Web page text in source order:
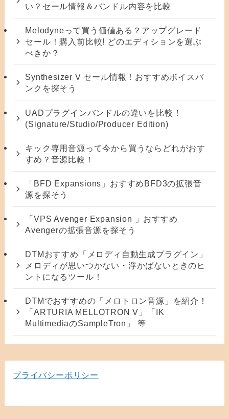
い？セール情報＆バンドル内容を比較
Melodyneって買う価値ある？アップグレード
セール！購入前比較! どのエディションを選ぶ
べきか？
Synthesizer V セール情報！おすすめボイスバ
ンクを探そう
UADプラグインバンドルの違いを比較！
(Signature/Studio/Producer Edition)
キック専用音源って今から買うならどれがおす
すめ？音源比較！
「BFD Expansions」おすすめBFD3の拡張音
源を探そう
「VPS Avenger Expansion 」おすすめ
Avengerの拡張音源を探そう
DTMおすすめ「メロディ自動生成プラグイン」
メロディが思いつかない・浮かばないときのヒ
ントになるツール！
DTMでおすすめの「メロトロン音源」を紹介！
「ARTURIA MELLOTRON V」「IK
MultimediaのSampleTron」 等
プライバシーポリシー